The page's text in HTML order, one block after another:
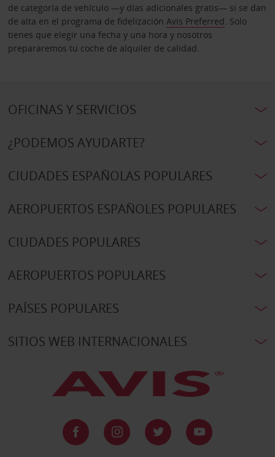
de categoría de vehículo —y días adicionales gratis— si se dan
de alta en el programa de fidelización Avis Preferred. Solo
tienes que elegir una fecha y una hora y nosotros
prepararemos tu coche de alquiler de calidad.
OFICINAS Y SERVICIOS
¿PODEMOS AYUDARTE?
CIUDADES ESPAÑOLAS POPULARES
AEROPUERTOS ESPAÑOLES POPULARES
CIUDADES POPULARES
AEROPUERTOS POPULARES
PAÍSES POPULARES
SITIOS WEB INTERNACIONALES